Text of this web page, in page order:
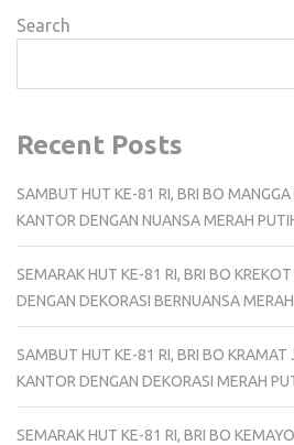
Search
Recent Posts
SAMBUT HUT KE-81 RI, BRI BO
KANTOR DENGAN NUANSA MERAH
SEMARAK HUT KE-81 RI, BRI BO
DENGAN DEKORASI BERNUANSA
SAMBUT HUT KE-81 RI, BRI BO KRAMAT
KANTOR DENGAN DEKORASI MERAH
SEMARAK HUT KE-81 RI, BRI BO